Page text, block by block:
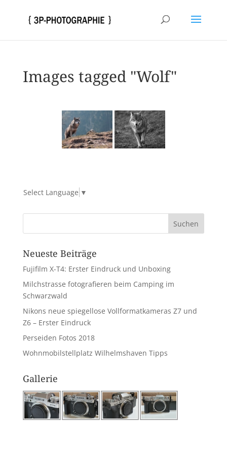
Images tagged "Wolf"
Select Language ▼
Neueste Beiträge
Fujifilm X-T4: Erster Eindruck und Unboxing
Milchstrasse fotografieren beim Camping im
Schwarzwald
Nikons neue spiegellose Vollformatkameras Z7 und
Z6 – Erster Eindruck
Perseiden Fotos 2018
Wohnmobilstellplatz Wilhelmshaven Tipps
Gallerie